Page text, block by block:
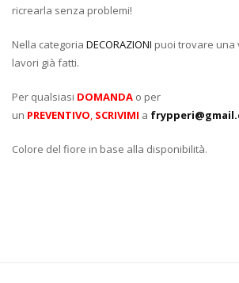
ricrearla senza problemi!
Nella categoria DECORAZIONI puoi trovare una
lavori già fatti.
Per qualsiasi DOMANDA o per
un PREVENTIVO SCRIVIMI a
Colore del fiore in base alla disponibilità.